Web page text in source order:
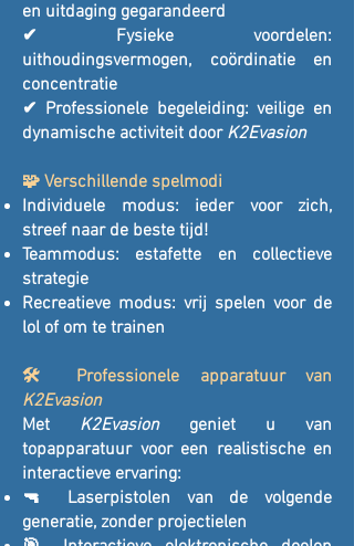
en uitdaging gegarandeerd
✔ Fysieke voordelen:
uithoudingsvermogen, coördinatie en
concentratie
✔ Professionele begeleiding: veilige en
dynamische activiteit door K2Evasion
🧩 Verschillende spelmodi
Individuele modus: ieder voor zich,
streef naar de beste tijd!
Teammodus: estafette en collectieve
strategie
Recreatieve modus: vrij spelen voor de
lol of om te trainen
🛠️ Professionele apparatuur van
K2Evasion
Met K2Evasiongeniet u van
topapparatuur voor een realistische en
interactieve ervaring:
🔫 Laserpistolen van de volgende
generatie, zonder projectielen